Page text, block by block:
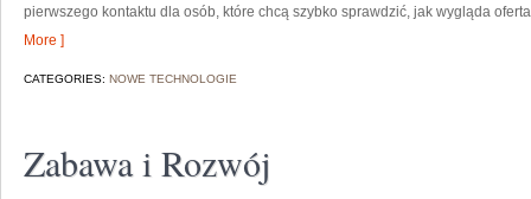
pierwszego kontaktu dla osób, które chcą szybko sprawdzić, jak wygląda
More ]
CATEGORIES: NOWE TECHNOLOGIE
Zabawa i Rozwój